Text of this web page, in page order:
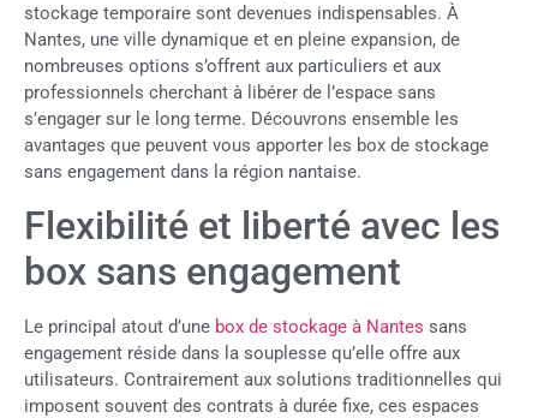
stockage temporaire sont devenues indispensables. À
Nantes, une ville dynamique et en pleine expansion, de
nombreuses options s’offrent aux particuliers et aux
professionnels cherchant à libérer de l’espace sans
s’engager sur le long terme. Découvrons ensemble les
avantages que peuvent vous apporter les box de stockage
sans engagement dans la région nantaise.
Flexibilité et liberté avec les
box sans engagement
Le principal atout d’une box de stockage à Nantes sans
engagement réside dans la souplesse qu’elle offre aux
utilisateurs. Contrairement aux solutions traditionnelles qui
imposent souvent des contrats à durée fixe, ces espaces